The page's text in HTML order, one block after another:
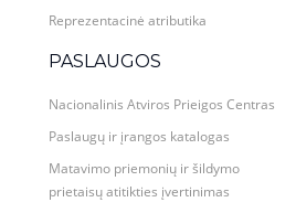
Reprezentacinė atributika
PASLAUGOS
Nacionalinis Atviros Prieigos Centras
Paslaugų ir įrangos katalogas
Matavimo priemonių ir šildymo
prietaisų atitikties įvertinimas